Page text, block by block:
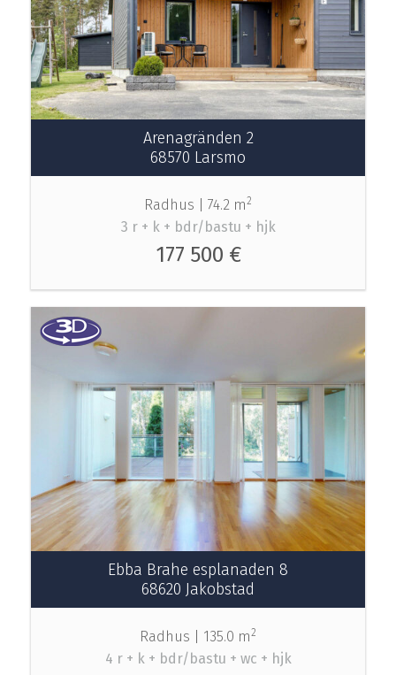
Arenagränden 2
68570 Larsmo
Radhus | 74.2 m2
3 r + k + bdr/bastu + hjk
177 500 €
Ebba Brahe esplanaden 8
68620 Jakobstad
Radhus | 135.0 m2
4 r + k + bdr/bastu + wc + hjk